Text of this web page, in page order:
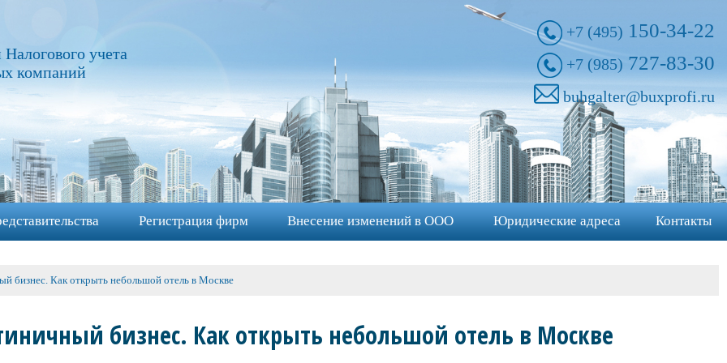
учета
компаний
+7 (495) 150-34-22
+7 (985) 727-83-30
buhgalter@buxprofi.ru
Регистрация фирм Внесение изменений в ООО Юридические адреса Контакты
бизнес. Как открыть небольшой отель в Москве
бизнес. Как открыть небольшой отель в Москве